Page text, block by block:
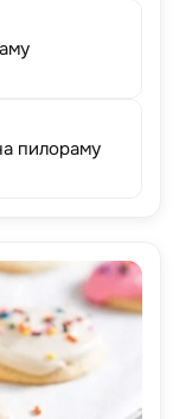
пилораму